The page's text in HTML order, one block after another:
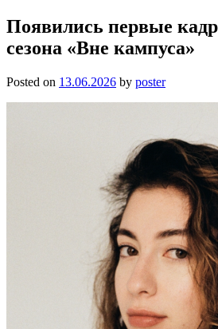
Появились первые
сезона «Вне кампуса»
Posted on 13.06.2026 by poster